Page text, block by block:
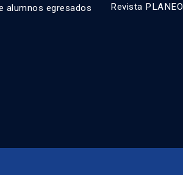
alumnos egresados Revista PLANEO